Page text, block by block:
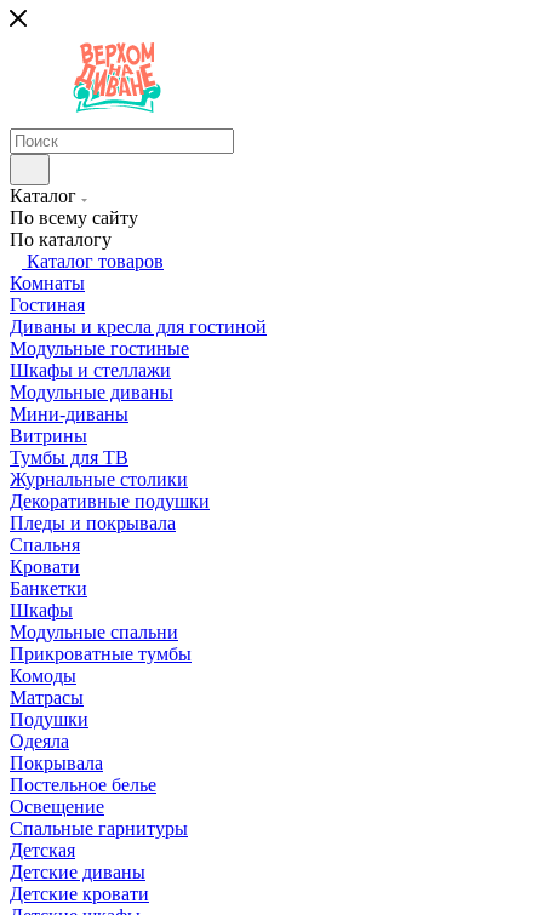
Каталог
По всему сайту
По каталогу
Каталог товаров
Комнаты
Гостиная
Диваны и кресла для гостиной
Модульные гостиные
Шкафы и стеллажи
Модульные диваны
Мини-диваны
Витрины
Тумбы для ТВ
Журнальные столики
Декоративные подушки
Пледы и покрывала
Спальня
Кровати
Банкетки
Шкафы
Модульные спальни
Прикроватные тумбы
Комоды
Матрасы
Подушки
Одеяла
Покрывала
Постельное белье
Освещение
Спальные гарнитуры
Детская
Детские диваны
Детские кровати